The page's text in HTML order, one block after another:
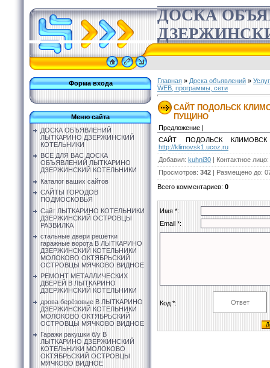
ДОСКА
Форма входа
Меню сайта
ДОСКА ОБЪЯВЛЕНИЙ
ЛЫТКАРИНО ДЗЕРЖИНСКИЙ
КОТЕЛЬНИКИ
ВСЁ ДЛЯ ВАС ДОСКА
ОБЪЯВЛЕНИЙ ЛЫТКАРИНО
ДЗЕРЖИНСКИЙ КОТЕЛЬНИКИ
Каталог ваших сайтов
САЙТЫ ГОРОДОВ
ПОДМОСКОВЬЯ
Сайт ЛЫТКАРИНО КОТЕЛЬНИКИ
ДЗЕРЖИНСКИЙ ОСТРОВЦЫ
РАЗВИЛКА
стальные двери решётки
гаражные ворота В ЛЫТКАРИНО
ДЗЕРЖИНСКИЙ КОТЕЛЬНИКИ
МОЛОКОВО ОКТЯБРЬСКИЙ
ОСТРОВЦЫ МЯЧКОВО ВИДНОЕ
РЕМОНТ МЕТАЛЛИЧЕСКИХ
ДВЕРЕЙ В ЛЫТКАРИНО
ДЗЕРЖИНСКИЙ КОТЕЛЬНИКИ
дрова берёзовые В ЛЫТКАРИНО
ДЗЕРЖИНСКИЙ КОТЕЛЬНИКИ
МОЛОКОВО ОКТЯБРЬСКИЙ
ОСТРОВЦЫ МЯЧКОВО ВИДНОЕ
Гаражи ракушки б/у В
ЛЫТКАРИНО ДЗЕРЖИНСКИЙ
КОТЕЛЬНИКИ МОЛОКОВО
ОКТЯБРЬСКИЙ ОСТРОВЦЫ
МЯЧКОВО ВИДНОЕ
Главная » Доска объявлений »
WEB, программы, сети
САЙТ ПОДОЛЬСК
ПУЩИНО
Предложение |
САЙТ ПОДОЛЬСК
http://klimovsk1.ucoz.ru
Добавил: kuhni30 | Контактное лицо:
Просмотров: 342 | Размещено до:
Всего комментариев: 0
Имя *:
Email *:
Код *: